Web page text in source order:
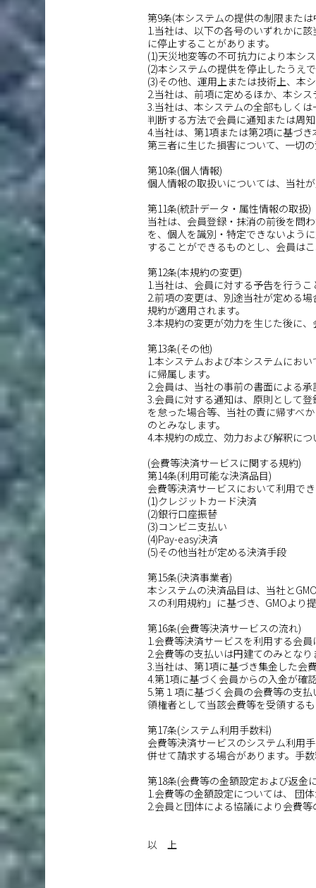
第9条(本システムの提供の制限また
1.当社は、以下の各号のいずれかに
に停止することがあります。
(1)天災地変等の不可抗力により本シ
(2)本システムの提供を停止したうえ
(3)その他、運用上または技術上、本
2.当社は、前項に定めるほか、本シ
3.当社は、本システムの全部もしく
判断する方法で会員に通知または周
4.当社は、第1項または第2項に基づ
第三者に生じた損害について、一切
第10条(個人情報)
個人情報の取扱いについては、当社
第11条(統計データ・属性情報の取扱)
当社は、会員登録・抹消の前後を問
を、個人を識別・特定できないよう
することができるものとし、会員は
第12条(本規約の変更)
1.当社は、会員に対する予告を行う
2.前項の変更は、別途当社が定める
規約が適用されます。
3.本規約の変更が効力を生じた後に
第13条(その他)
1.本システムおよび本システムにお
に帰属します。
2.会員は、当社の事前の書面による
3.会員に対する通知は、原則として
を怠った場合等、当社の責に帰すべ
のとみなします。
4.本規約の成立、効力および解釈に
(会費等決済サービスに関する規約)
第14条(利用可能な決済品目)
会費等決済サービスにおいて利用で
(1)クレジットカード決済
(2)銀行口座振替
(3)コンビニ支払い
(4)Pay-easy決済
(5)その他当社が定める決済手段
第15条(決済事業者)
本システムの決済品目は、当社と
スの利用規約」に基づき、GMOより
第16条(会費等決済サービスの流れ)
1.会費等決済サービスを利用する会
2.会費等の支払いは円建てのみとなり
3.当社は、第1項に基づき集金した会
4.第1項に基づく会員からの入金が確
5.第１項に基づく会員の会費等の支
領権者として当該会費等を受領する
第17条(システム利用手数料)
会費等決済サービスのシステム利用
併せて請求する場合があります。手
第18条(会費等の金額設定および返金
1.会費等の金額設定については、 団
2.会員と団体による協議により会費
以 上